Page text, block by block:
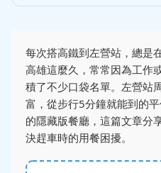
每次搭高鐵到左營站，總是
高雄這麼久，常常因為工作
積了不少口袋名單。左營站
富，從步行5分鐘就能到的
的隱藏版餐廳，這篇文章分
決趕車時的用餐困擾。